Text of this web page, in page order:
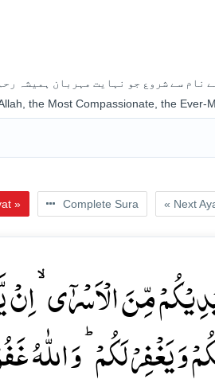
نام سے شروع جو نہایت مہربان ہمیشہ
the Most Compassionate, the Ever-
» Complete Sura « Next
مِّنَ الۡاَسۡرٰۤی ۙ اِنۡ
لَکُمۡ ؕ وَ اللّٰہُ